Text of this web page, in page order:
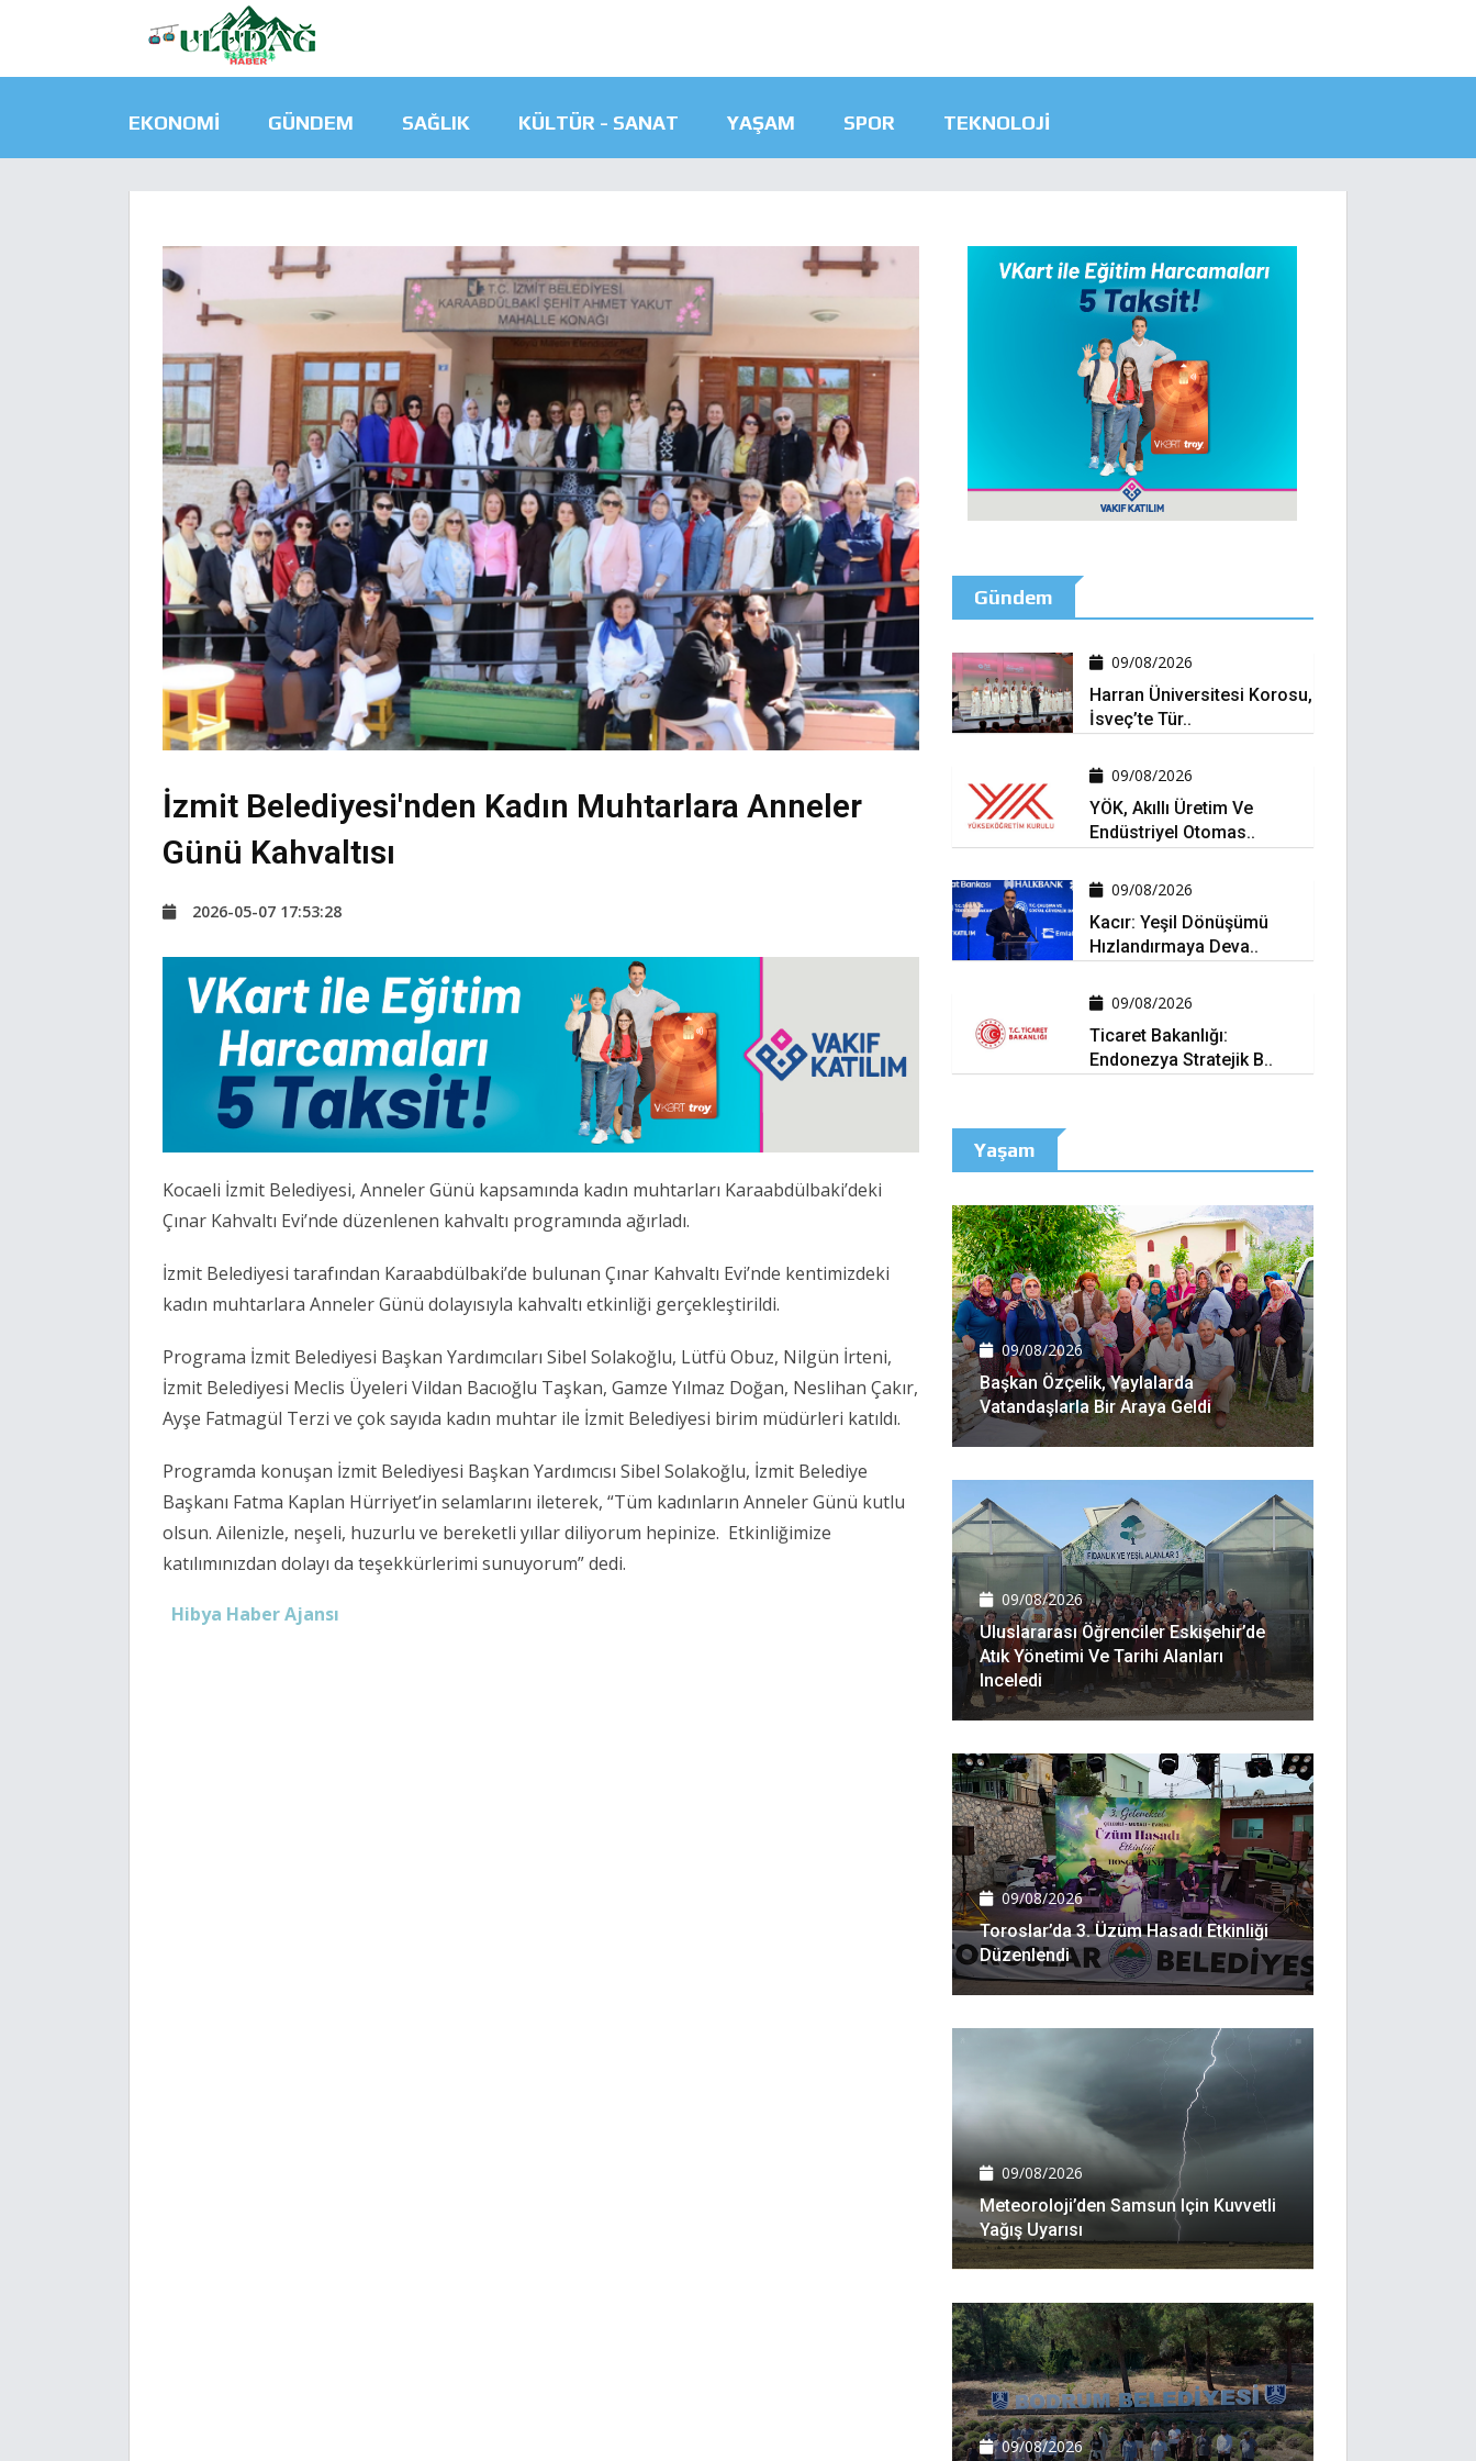
EKONOMI GÜNDEM SAĞLIK KÜLTÜR - SANAT YAŞAM SPOR TEKNOLOJI
İzmit Belediyesi'nden Kadın Muhtarlara Anneler
Günü Kahvaltısı
2026-05-07 17:53:28
Kocaeli İzmit Belediyesi, Anneler Günü kapsamında kadın muhtarları Karaabdülbaki’deki
Çınar Kahvaltı Evi’nde düzenlenen kahvaltı programında ağırladı.
İzmit Belediyesi tarafından Karaabdülbaki’de bulunan Çınar Kahvaltı Evi’nde kentimizdeki
kadın muhtarlara Anneler Günü dolayısıyla kahvaltı etkinliği gerçekleştirildi.
Programa İzmit Belediyesi Başkan Yardımcıları Sibel Solakoğlu, Lütfü Obuz, Nilgün İrteni,
İzmit Belediyesi Meclis Üyeleri Vildan Bacıoğlu Taşkan, Gamze Yılmaz Doğan, Neslihan Çakır,
Ayşe Fatmagül Terzi ve çok sayıda kadın muhtar ile İzmit Belediyesi birim müdürleri katıldı.
Programda konuşan İzmit Belediyesi Başkan Yardımcısı Sibel Solakoğlu, İzmit Belediye
Başkanı Fatma Kaplan Hürriyet’in selamlarını ileterek, “Tüm kadınların Anneler Günü kutlu
olsun. Ailenizle, neşeli, huzurlu ve bereketli yıllar diliyorum hepinize. Etkinliğimize
katılımınızdan dolayı da teşekkürlerimi sunuyorum” dedi.
Hibya Haber Ajansı
Gündem
09/08/2026
Harran Üniversitesi Korosu,
İsveç’te Tür..
09/08/2026
YÖK, Akıllı Üretim Ve
Endüstriyel Otomas..
09/08/2026
Kacır: Yeşil Dönüşümü
Hızlandırmaya Deva..
09/08/2026
Ticaret Bakanlığı:
Endonezya Stratejik B..
Yaşam
09/08/2026
Başkan Özçelik, Yaylalarda
Vatandaşlarla Bir Araya Geldi
09/08/2026
Uluslararası Öğrenciler Eskişehir’de
Atık Yönetimi Ve Tarihi Alanları
Inceledi
09/08/2026
Toroslar’da 3. Üzüm Hasadı Etkinliği
Düzenlendi
09/08/2026
Meteoroloji’den Samsun Için Kuvvetli
Yağış Uyarısı
09/08/2026